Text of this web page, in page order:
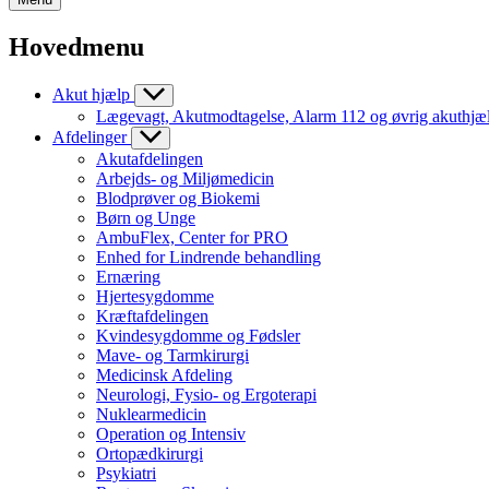
Hovedmenu
Akut hjælp
Lægevagt, Akutmodtagelse, Alarm 112 og øvrig
Afdelinger
Akutafdelingen
Arbejds- og Miljømedicin
Blodprøver og Biokemi
Børn og Unge
AmbuFlex, Center for PRO
Enhed for Lindrende behandling
Ernæring
Hjertesygdomme
Kræftafdelingen
Kvindesygdomme og Fødsler
Mave- og Tarmkirurgi
Medicinsk Afdeling
Neurologi, Fysio- og Ergoterapi
Nuklearmedicin
Operation og Intensiv
Ortopædkirurgi
Psykiatri